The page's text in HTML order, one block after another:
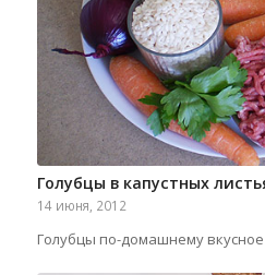
Голубцы в капустных
14 июня, 2012
Голубцы по-домашнему